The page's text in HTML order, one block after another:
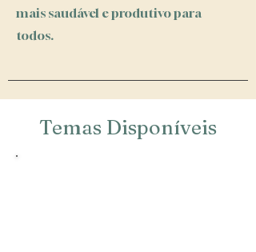
mais saudável e produtivo para
todos.
Temas Disponíveis